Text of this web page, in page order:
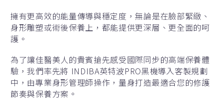
擁有更高效的能量傳導與穩定度，無論是在臉部緊緻、
身形雕塑或術後保養上，都能提供更深層、更全面的呵
護。
為了讓佳醫美人的貴賓搶先感受國際同步的高端保養體
驗，我們率先將 INDIBA英特波PRO黑機導入客製規劃
中，由專業身形管理師操作，量身打造最適合您的修護
節奏與保養方案。